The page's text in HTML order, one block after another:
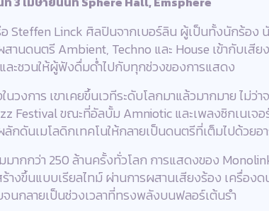
Steffen Linck ศิลปินจากเบอร์ลิน ผู้เป็นทั้งนักร้อง
านดนตรี Ambient, Techno และ House เข้ากับเสี
ะชวนให้ผู้ฟังดื่มด่ำไปกับทุกช่วงของการแสดง
วงการ เขาเคยขึ้นเวทีระดับโลกมาแล้วมากมาย ไม่ว่
Festival ขณะที่อัลบั้ม Amniotic และเพลงซิกเนเจ
กดันเมโลดิกเทคโนให้กลายเป็นดนตรีที่เต็มไปด้วยอ
ากกว่า 250 ล้านครั้งทั่วโลก การแสดงของ
างขึ้นแบบเรียลไทม์ ผ่านการผสานเสียงร้อง เครื่อง
จนกลายเป็นช่วงเวลาที่ทรงพลังบนฟลอร์เต้นรำ